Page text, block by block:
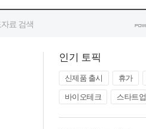
인기 토픽
신제품 출시 휴가
바이오테크
스타트업